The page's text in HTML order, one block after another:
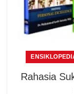
Rahasia